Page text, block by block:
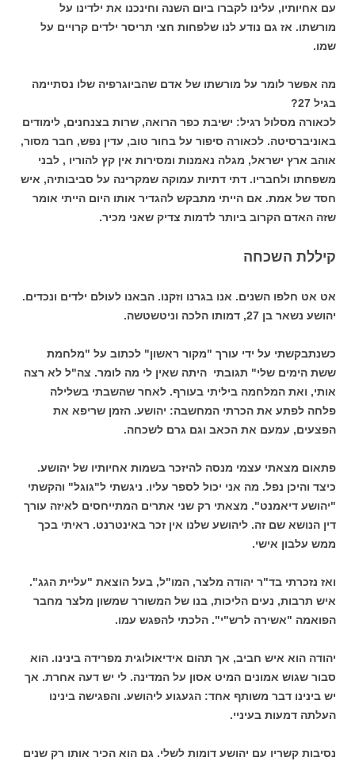
עם אחיותיו, עלינו לקברו ביום השנה וחינכנו את ילדינו על
מורשתו. אז גם נודע לנו שלפחות חצי תריסר ילדים קרויים על
שמו.
מה אפשר לומר על מורשתו של אדם שהביוגרפיה שלו נסתיימה
בגיל 27?
לכאורה מסלול רגיל: ישיבת כפר הרואה, שרות בצנחנים, לימודים
באוניברסיטה. לכאורה סיפור על בחור טוב, עדין נפש, חבר מסור,
אוהב ארץ ישראל, מגלה נאמנות ומסירות אין קץ להוריו , לבני
משפחתו ולחבריו. דתי דתיות עמוקה שמקרינה על סביבותיה, איש
חסד של אמת. אם הייתי מתבקש להגדיר אותו היום הייתי אומר
שזה האדם הקרוב ביותר לדמות צדיק שאני מכיר.
קיללת השכחה
אט אט חלפו השנים. אנו בגרנו וזקנו. הבאנו לעולם ילדים ונכדים.
יהושע נשאר בן 27, דמותו הלכה וניטשטשה.
כשנתבקשתי על ידי עורך "מקור ראשון" לכתוב על "מלחמת
ששת הימים שלי" תגובתי היתה שאין לי מה לומר. צה"ל לא רצה
אותי, ואת המלחמה ביליתי בעורף. לאחר שהשבתי בשלילה
פלחה לפתע את הכרתי המחשבה: יהושע. הזמן שריפא את
הפצעים, עמעם את הכאב וגם גרם לשכחה.
פתאום מצאתי עצמי מנסה להיזכר בשמות אחיותיו של יהושע.
כיצד והיכן נפל. מה אני יכול לספר עליו. ניגשתי ל"גוגל" והקשתי
"יהושע דיאמנט". מצאתי רק שני אתרים המתייחסים לאיזה עורך
דין הנושא שם זה. ליהושע שלנו אין זכר באינטרנט. ראיתי בכך
ממש עלבון אישי.
ואז נזכרתי בד"ר יהודה מלצר, המו"ל, בעל הוצאת "עליית הגג".
איש תרבות, נעים הליכות, בנו של המשורר שמשון מלצר מחבר
הפואמה "אשירה לרש"י". הלכתי להפגש עמו.
יהודה הוא איש חביב, אך תהום אידיאולוגית מפרידה בינינו. הוא
סבור שגוש אמונים המיט אסון על המדינה. לי יש דעה אחרת. אך
יש בינינו דבר משותף אחד: הגעגוע ליהושע. והפגישה בינינו
העלתה דמעות בעיניי.
נסיבות קשריו עם יהושע דומות לשלי. גם הוא הכיר אותו רק שנים